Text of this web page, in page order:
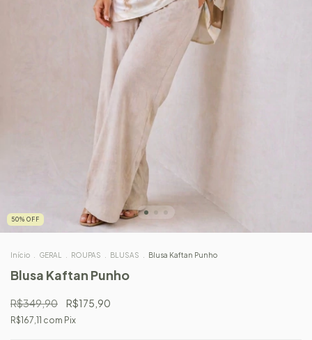
50% OFF
Início GERAL ROUPAS BLUSAS Blusa Kaftan Punho
Blusa Kaftan Punho
R$349,90 R$175,90
R$167,11 com Pix